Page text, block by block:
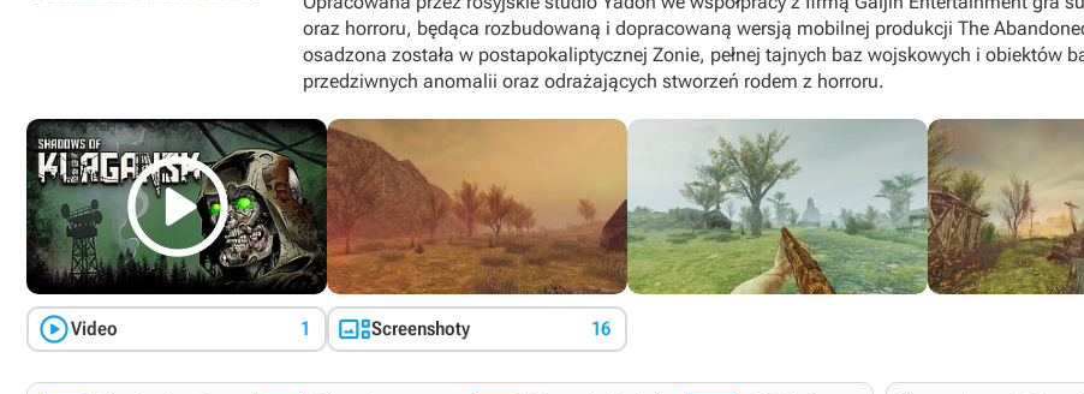
oraz horroru, będąca rozbudowaną i dopracowaną wersją mobilnej produkcji The
osadzona została w postapokaliptycznej Zonie, pełnej tajnych baz wojskowych i obiektów
przedziwnych anomalii oraz odrażających stworzeń rodem z horroru.

Video 1 Screenshoty 16